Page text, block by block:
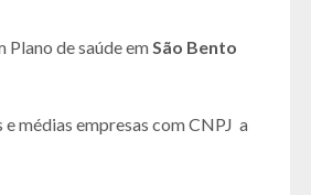
de saúde emSão Bento
e médias empresas com CNPJ a